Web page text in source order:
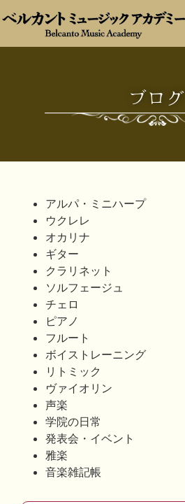
ブログ
アルパ・ミニハープ
ウクレレ
オカリナ
ギター
クラリネット
ソルフェージュ
チェロ
ピアノ
フルート
ボイストレーニング
リトミック
ヴァイオリン
声楽
学院の日常
発表会・イベント
雅楽
音楽雑記帳